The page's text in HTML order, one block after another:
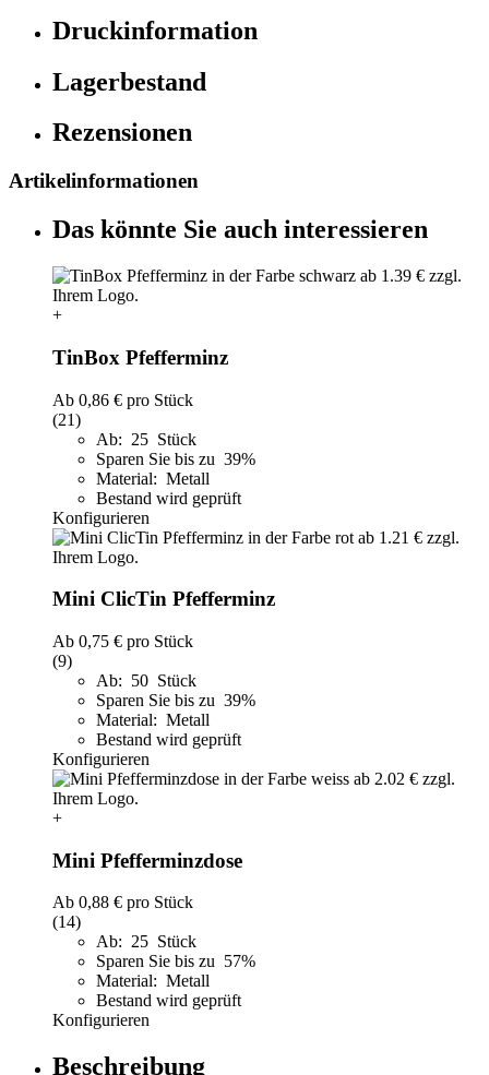
Druckinformation
Lagerbestand
Rezensionen
Artikelinformationen
Das könnte Sie auch interessieren
+
TinBox Pfefferminz
Ab 0,86 € pro Stück
(21)
Ab: 25 Stück
Sparen Sie bis zu 39%
Material: Metall
Bestand wird geprüft
Konfigurieren
Mini ClicTin Pfefferminz
Ab 0,75 € pro Stück
(9)
Ab: 50 Stück
Sparen Sie bis zu 39%
Material: Metall
Bestand wird geprüft
Konfigurieren
+
Mini Pfefferminzdose
Ab 0,88 € pro Stück
(14)
Ab: 25 Stück
Sparen Sie bis zu 57%
Material: Metall
Bestand wird geprüft
Konfigurieren
Beschreibung